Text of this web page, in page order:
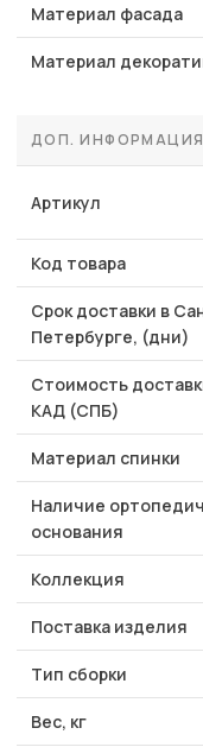
Материал фасада
Материал
ДОП. ИНФОРМАЦИЯ
Артикул
Код товара
Срок доставки в
Петербурге, (дни)
Стоимость
КАД (СПБ)
Материал спинки
Наличие
основания
Коллекция
Поставка изделия
Тип сборки
Вес, кг